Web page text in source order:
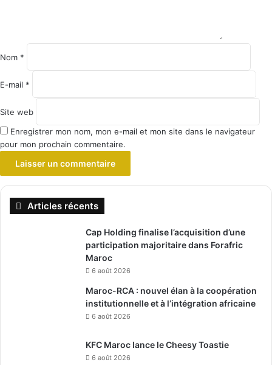
Nom *
E-mail *
Site web
Enregistrer mon nom, mon e-mail et mon site dans le navigateur
pour mon prochain commentaire.
Articles récents
Cap Holding finalise l’acquisition d’une
participation majoritaire dans Forafric
Maroc
6 août 2026
Maroc-RCA : nouvel élan à la coopération
institutionnelle et à l’intégration africaine
6 août 2026
KFC Maroc lance le Cheesy Toastie
6 août 2026